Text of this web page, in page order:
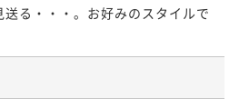
る・・・。お好みのスタイルで